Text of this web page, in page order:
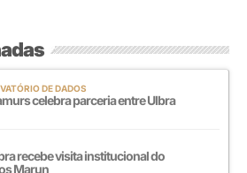
DE DADOS
celebra parceria entre Ulbra
recebe visita institucional do
Marun